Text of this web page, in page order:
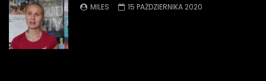
MILES 15 PAŹDZIERNIKA 2020